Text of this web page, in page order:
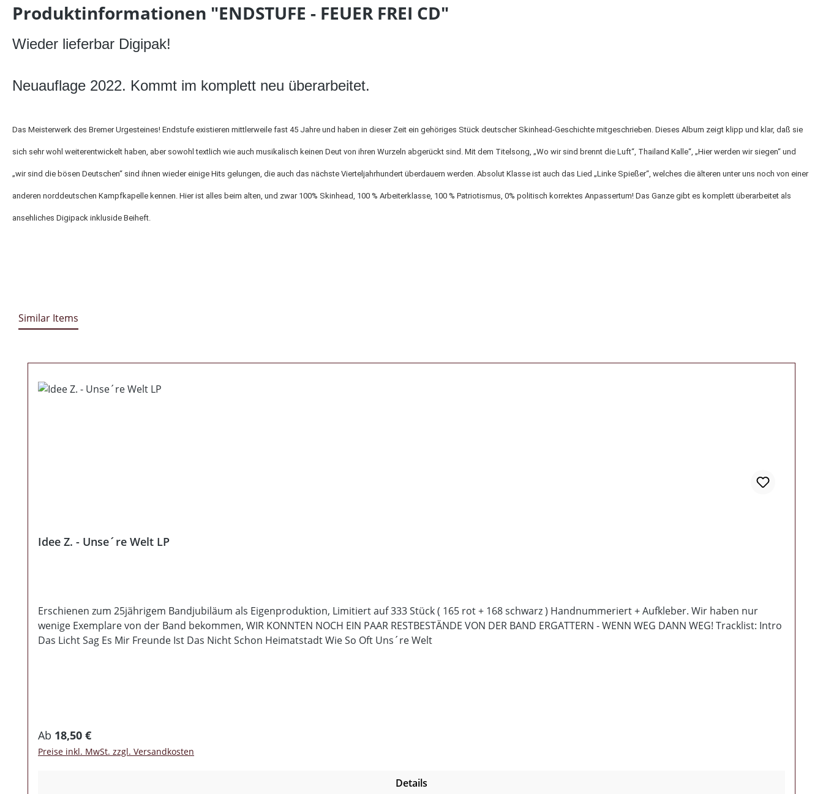
Produktinformationen "ENDSTUFE - FEUER FREI CD"
Wieder lieferbar Digipak!
Neuauflage 2022. Kommt im komplett neu überarbeitet.
Das Meisterwerk des Bremer Urgesteines! Endstufe existieren mittlerweile fast 45 Jahre und haben in dieser Zeit ein gehöriges Stück deutscher Skinhead-Geschichte mitgeschrieben. Dieses Album zeigt klipp und klar, daß sie
sich sehr wohl weiterentwickelt haben, aber sowohl textlich wie auch musikalisch keinen Deut von ihren Wurzeln abgerückt sind. Mit dem Titelsong, „Wo wir sind brennt die Luft“, Thailand Kalle“, „Hier werden wir siegen“ und
„wir sind die bösen Deutschen“ sind ihnen wieder einige Hits gelungen, die auch das nächste Vierteljahrhundert überdauern werden. Absolut Klasse ist auch das Lied „Linke Spießer“, welches die älteren unter uns noch von einer
anderen norddeutschen Kampfkapelle kennen. Hier ist alles beim alten, und zwar 100% Skinhead, 100 % Arbeiterklasse, 100 % Patriotismus, 0% politisch korrektes Anpassertum! Das Ganze gibt es komplett überarbeitet als
ansehliches Digipack inkluside Beiheft.
Similar Items
Idee Z. - Unse´re Welt LP
Erschienen zum 25jährigem Bandjubiläum als Eigenproduktion, Limitiert auf 333 Stück ( 165 rot + 168 schwarz ) Handnummeriert + Aufkleber. Wir haben nur
wenige Exemplare von der Band bekommen, WIR KONNTEN NOCH EIN PAAR RESTBESTÄNDE VON DER BAND ERGATTERN - WENN WEG DANN WEG! Tracklist: Intro
Das Licht Sag Es Mir Freunde Ist Das Nicht Schon Heimatstadt Wie So Oft Uns´re Welt
Regulärer Preis:
Ab 18,50 €
Preise inkl. MwSt. zzgl. Versandkosten
Details